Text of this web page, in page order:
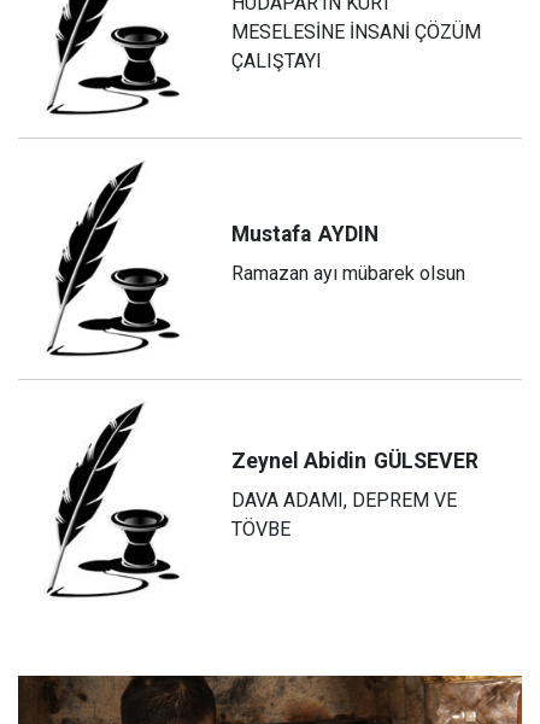
MESELESİNE İNSANİ ÇÖZÜM
ÇALIŞTAYI
Mustafa AYDIN
Ramazan ayı mübarek olsun
Zeynel Abidin GÜLSEVER
DAVA ADAMI, DEPREM VE
TÖVBE